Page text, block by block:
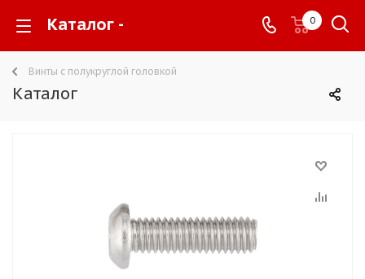
Каталог - 0
Винты с полукруглой головкой
Каталог